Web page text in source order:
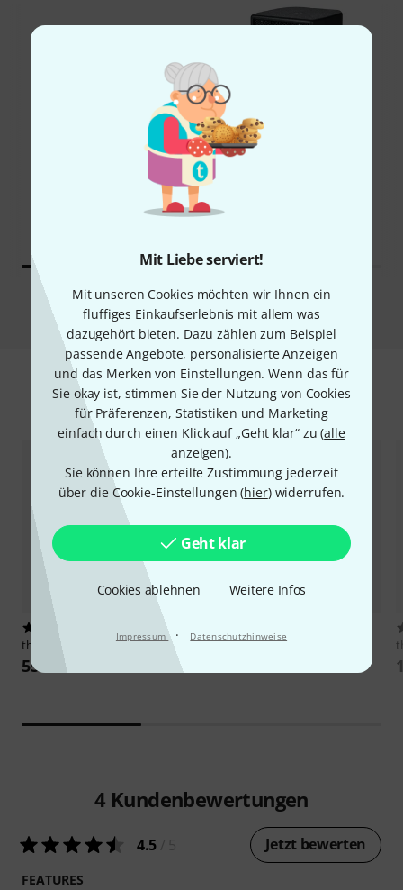
Mit Liebe serviert!
Mit unseren Cookies möchten wir Ihnen ein
fluffiges Einkaufserlebnis mit allem was
dazugehört bieten. Dazu zählen zum Beispiel
passende Angebote, personalisierte Anzeigen
und das Merken von Einstellungen. Wenn das für
Sie okay ist, stimmen Sie der Nutzung von Cookies
für Präferenzen, Statistiken und Marketing
einfach durch einen Klick auf „Geht klar“ zu (alle
anzeigen).
Sie können Ihre erteilte Zustimmung jederzeit
über die Cookie-Einstellungen (hier) widerrufen.
Geht klar
Cookies ablehnen Weitere Infos
Impressum · Datenschutzhinweise
26%
GENAU DIESES PRODUKT
Vergleichen
Zubehör & passende Artikel
the box pro Achat 104
55 €
MilleniumBS-2211B MKII Set
4 Kundenbewertungen
4.5 Jetzt bewerten
FEATURES